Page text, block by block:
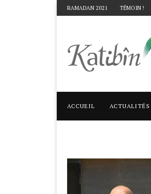
RAMADAN 2021 TÉMOIN !
ACCUEIL ACTUALITÉS
Accueil Mots clés